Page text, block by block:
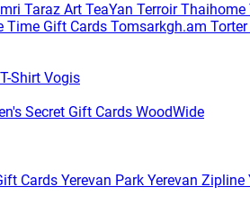
Taraz Art TeaYan TerroirThaihome
Time Gift Cards Tomsarkgh.am
Shirt Vogis
Secret Gift Cards WoodWide
Cards Yerevan Park Yerevan Zipline